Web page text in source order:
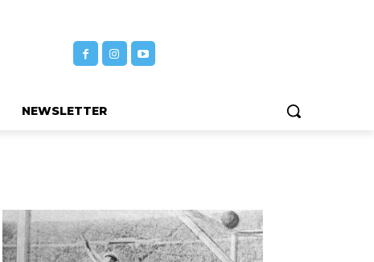
NEWSLETTER